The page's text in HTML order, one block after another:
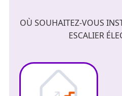
OÙ SOUHAITEZ-VOUS
ESCALIER